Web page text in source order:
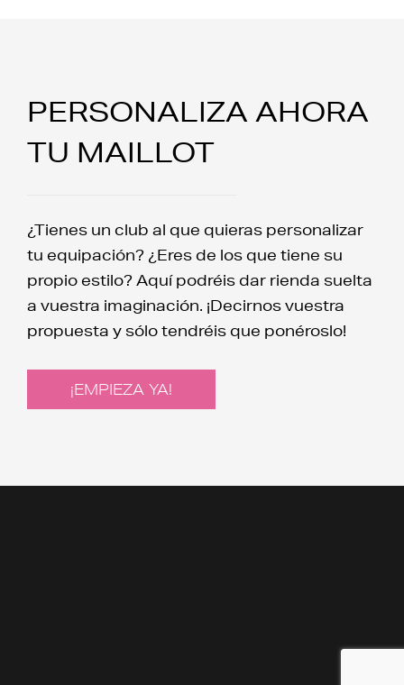
PERSONALIZA AHORA
TU MAILLOT
¿Tienes un club al que quieras personalizar
tu equipación? ¿Eres de los que tiene su
propio estilo? Aquí podréis dar rienda suelta
a vuestra imaginación. ¡Decirnos vuestra
propuesta y sólo tendréis que ponéroslo!
¡EMPIEZA YA!